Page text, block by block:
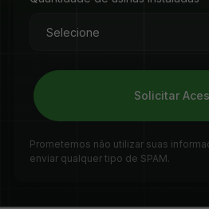
Solicitar
Prometemos não utilizar suas
enviar qualquer tipo de SPAM.